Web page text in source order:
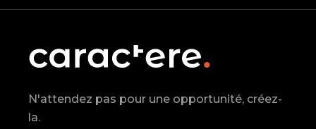
N'attendez pas pour une opportunité, créez-
la.